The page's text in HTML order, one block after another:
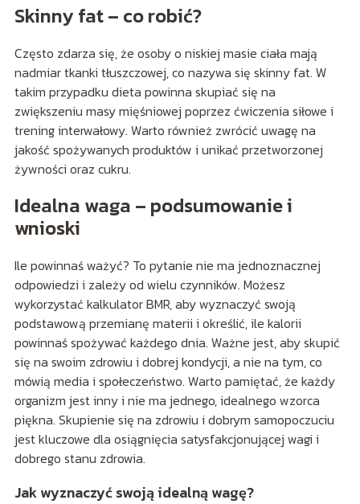
Skinny fat – co robić?
Często zdarza się, że osoby o niskiej masie ciała mają
nadmiar tkanki tłuszczowej, co nazywa się skinny fat. W
takim przypadku dieta powinna skupiać się na
zwiększeniu masy mięśniowej poprzez ćwiczenia siłowe i
trening interwałowy. Warto również zwrócić uwagę na
jakość spożywanych produktów i unikać przetworzonej
żywności oraz cukru.
Idealna waga – podsumowanie i
wnioski
Ile powinnaś ważyć? To pytanie nie ma jednoznacznej
odpowiedzi i zależy od wielu czynników. Możesz
wykorzystać kalkulator BMR, aby wyznaczyć swoją
podstawową przemianę materii i określić, ile kalorii
powinnaś spożywać każdego dnia. Ważne jest, aby skupić
się na swoim zdrowiu i dobrej kondycji, a nie na tym, co
mówią media i społeczeństwo. Warto pamiętać, że każdy
organizm jest inny i nie ma jednego, idealnego wzorca
piękna. Skupienie się na zdrowiu i dobrym samopoczuciu
jest kluczowe dla osiągnięcia satysfakcjonującej wagi i
dobrego stanu zdrowia.
Jak wyznaczyć swoją idealną wagę?